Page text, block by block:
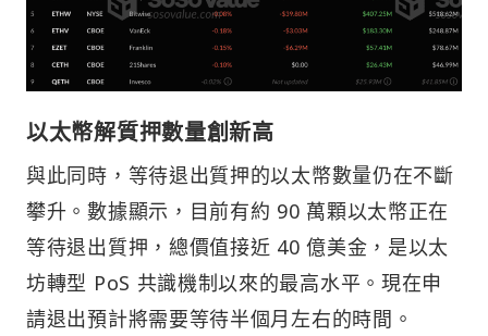
以太幣解質押數量創新高
與此同時，等待退出質押的以太幣數量仍在不斷
攀升。數據顯示，目前有約 90 萬顆以太幣正在
等待退出質押，總價值接近 40 億美金，是以太
坊轉型 PoS 共識機制以來的最高水平。現在申
請退出預計將需要等待半個月左右的時間。